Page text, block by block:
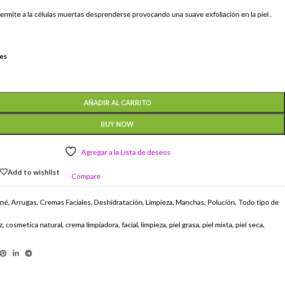
a la células muertas desprenderse provocando una suave exfoliación en la piel .
AÑADIR AL CARRITO
BUY NOW
Agregar a la Lista de deseos
Add to wishlist
Compare
, Arrugas, Cremas Faciales, Deshidratación, Limpieza, Manchas, Polución, Todo tipo de
, cosmetica natural, crema limpiadora, facial, limpieza, piel grasa, piel mixta, piel seca,